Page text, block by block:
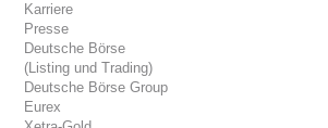
Karriere
Presse
Deutsche Börse
(Listing und Trading)
Deutsche Börse Group
Eurex